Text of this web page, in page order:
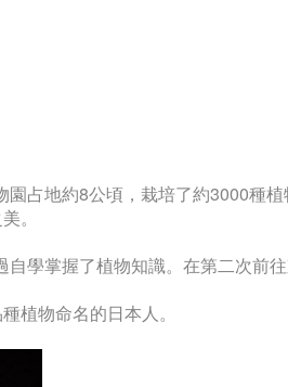
占地約8公頃，栽培了約3000種
。
學掌握了植物知識。在第二次前
植物命名的日本人。